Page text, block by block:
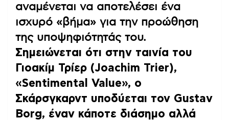
αναμένεται να αποτελέσει ένα
ισχυρό «βήμα» για την προώθηση
της υποψηφιότητάς του.
Σημειώνεται ότι στην ταινία του
Γιοακίμ Τρίερ (Joachim Trier),
«Sentimental Value», ο
Σκάρσγκαρντ υποδύεται τον Gustav
Borg, έναν κάποτε διάσημο αλλά